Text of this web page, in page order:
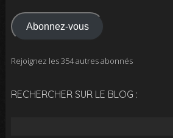
mail
Abonnez-vous
Rejoignez les 354 autres abonnés
RECHERCHER SUR LE BLOG :